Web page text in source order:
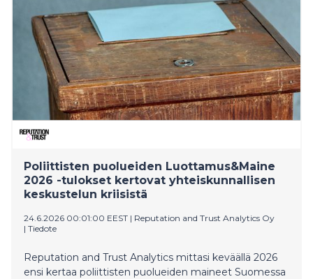
Poliittisten puolueiden Luottamus&Maine
2026 -tulokset kertovat yhteiskunnallisen
keskustelun kriisistä
24.6.2026 00:01:00 EEST | Reputation and Trust Analytics Oy
| Tiedote
Reputation and Trust Analytics mittasi keväällä 2026
ensi kertaa poliittisten puolueiden maineet Suomessa